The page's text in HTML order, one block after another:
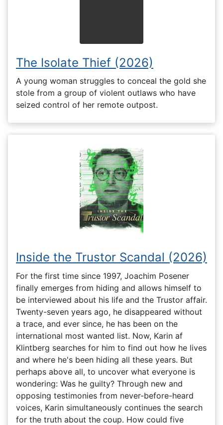
The Isolate Thief (2026)
A young woman struggles to conceal the gold she
stole from a group of violent outlaws who have
seized control of her remote outpost.
Inside the Trustor Scandal (2026)
For the first time since 1997, Joachim Posener
finally emerges from hiding and allows himself to
be interviewed about his life and the Trustor affair.
Twenty-seven years ago, he disappeared without
a trace, and ever since, he has been on the
international most wanted list. Now, Karin af
Klintberg searches for him to find out how he lives
and where he's been hiding all these years. But
perhaps above all, to uncover what everyone is
wondering: Was he guilty? Through new and
opposing testimonies from never-before-heard
voices, Karin simultaneously continues the search
for the truth about the coup. How could five